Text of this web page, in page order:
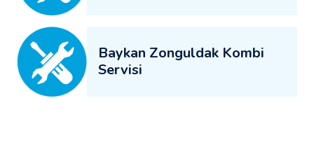
Baykan Zonguldak Kombi
Servisi